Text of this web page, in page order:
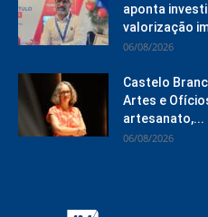
aponta
valorização
06/08/2026
Castelo
Artes e
artesanato,...
06/08/2026